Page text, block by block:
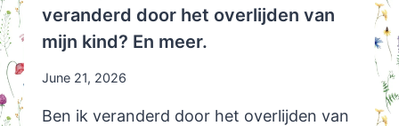
veranderd door het overlijden van
mijn kind? En meer.
June 21, 2026
Ben ik veranderd door het overlijden van